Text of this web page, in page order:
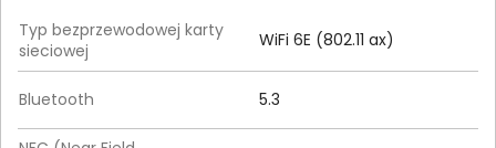
Typ bezprzewodowej karty
sieciowej
WiFi 6E (802.11 ax)
Bluetooth 5.3